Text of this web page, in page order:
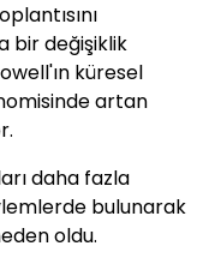
bir değişiklik
küresel
artan
daha fazla
bulunarak
oldu.